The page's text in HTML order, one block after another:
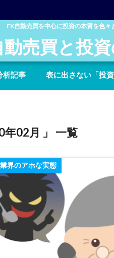
FX自動売買を中心に投資の本質を色々
動売買と投資
析記事 表に出さない「投
年02月 」 一覧
界のアホな実態